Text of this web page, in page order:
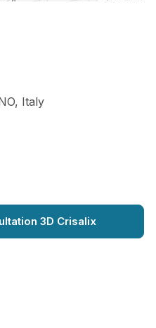
, Italy
3D Crisalix